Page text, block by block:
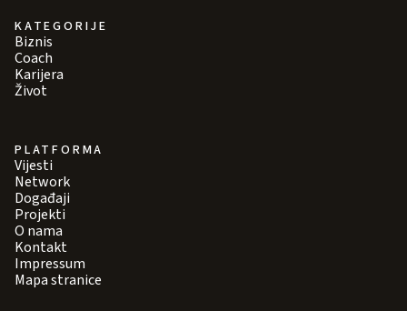
KATEGORIJE
Biznis
Coach
Karijera
Život
PLATFORMA
Vijesti
Network
Događaji
Projekti
O nama
Kontakt
Impressum
Mapa stranice